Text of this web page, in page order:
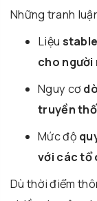
Những tranh
Liệu
cho người
Nguy cơ
truyền
Mức độ
với các tổ
Dù thời điểm